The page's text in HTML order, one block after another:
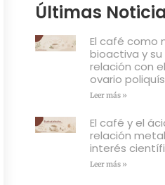
Últimas
El café como
bioactiva y su
relación con
ovario
Leer más »
El café y el
relación
interés
Leer más »